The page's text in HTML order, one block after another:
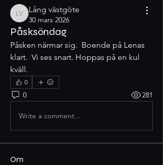
Lång västgöte
Lång västgöte
30 mars 2026
Påsksöndag
Påsken närmar sig.  Boende på Lenas
klart.  Vi ses snart. Hoppas på en kul
kväll.
0
0 281
Write a comment...
Om